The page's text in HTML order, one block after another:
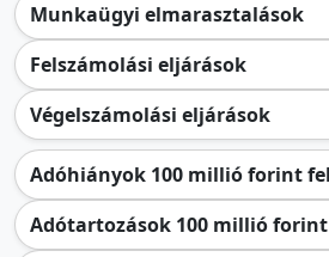
Munkaügyi elmarasztalások
Felszámolási eljárások
Végelszámolási eljárások
Adóhiányok 100 millió forint
Adótartozások 100 millió